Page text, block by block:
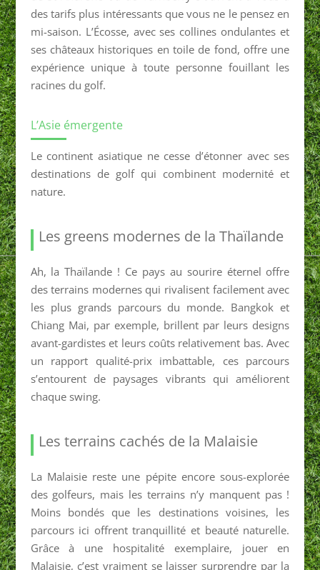
des tarifs plus intéressants que vous ne le pensez en
mi-saison. L’Écosse, avec ses collines ondulantes et
ses châteaux historiques en toile de fond, offre une
expérience unique à toute personne fouillant les
racines du golf.
L’Asie émergente
Le continent asiatique ne cesse d’étonner avec ses
destinations de golf qui combinent modernité et
nature.
Les greens modernes de la Thaïlande
Ah, la Thaïlande ! Ce pays au sourire éternel offre
des terrains modernes qui rivalisent facilement avec
les plus grands parcours du monde. Bangkok et
Chiang Mai, par exemple, brillent par leurs designs
avant-gardistes et leurs coûts relativement bas. Avec
un rapport qualité-prix imbattable, ces parcours
s’entourent de paysages vibrants qui améliorent
chaque swing.
Les terrains cachés de la Malaisie
La Malaisie reste une pépite encore sous-explorée
des golfeurs, mais les terrains n’y manquent pas !
Moins bondés que les destinations voisines, les
parcours ici offrent tranquillité et beauté naturelle.
Grâce à une hospitalité exemplaire, jouer en
Malaisie, c’est vraiment se laisser surprendre par la